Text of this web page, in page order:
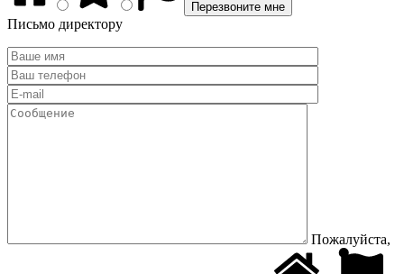
Письмо директору
Пожалуйста,